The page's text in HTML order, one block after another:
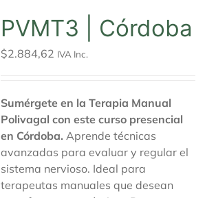
PVMT3 | Córdoba
$2.884,62 IVA Inc.
Sumérgete en la Terapia Manual
Polivagal con este curso presencial
en Córdoba. Aprende técnicas
avanzadas para evaluar y regular el
sistema nervioso. Ideal para
terapeutas manuales que desean